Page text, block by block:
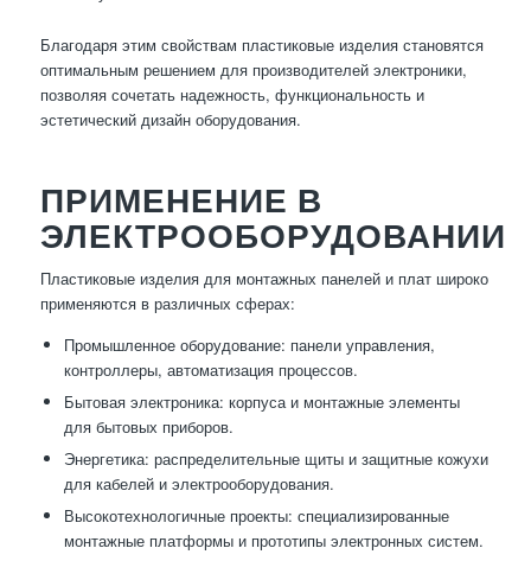
Благодаря этим свойствам пластиковые изделия становятся
оптимальным решением для производителей электроники,
позволяя сочетать надежность, функциональность и
эстетический дизайн оборудования.
ПРИМЕНЕНИЕ В
ЭЛЕКТРООБОРУДОВАНИИ
Пластиковые изделия для монтажных панелей и плат широко
применяются в различных сферах:
Промышленное оборудование: панели управления,
контроллеры, автоматизация процессов.
Бытовая электроника: корпуса и монтажные элементы
для бытовых приборов.
Энергетика: распределительные щиты и защитные кожухи
для кабелей и электрооборудования.
Высокотехнологичные проекты: специализированные
монтажные платформы и прототипы электронных систем.